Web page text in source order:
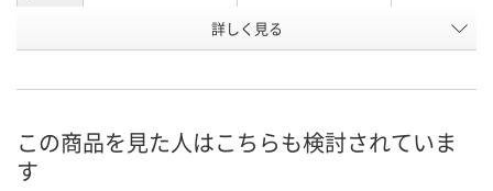
詰替え
AW70925 WRN6762 AW70929
在庫 あり 1点 7点
お届け日
詳しく見る
この商品を見た人はこちらも検討されていま
す